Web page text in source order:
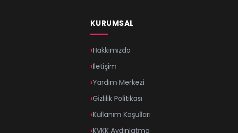
KURUMSAL
Hakkımızda
İletişim
Yardım Merkezi
Gizlilik Politikası
Kullanım Koşulları
KVKK Aydınlatma